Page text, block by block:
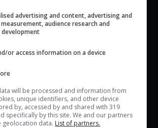
(e con il progressivo aumento
i videogiochi hanno visto
la loro funzione: non più
di accalappiare la mente del
a tutto tondo, dotati della
emozioni attraverso la
fattori. LaBGMda
prevalentemente melodica
advertising and content, advertising and
audience research and
development
or access information on a device
will be processed and information from
unique identifiers, and other device
by, accessed by and shared with 319
specifically by this site. We and our partners
geolocation data. List of partners.